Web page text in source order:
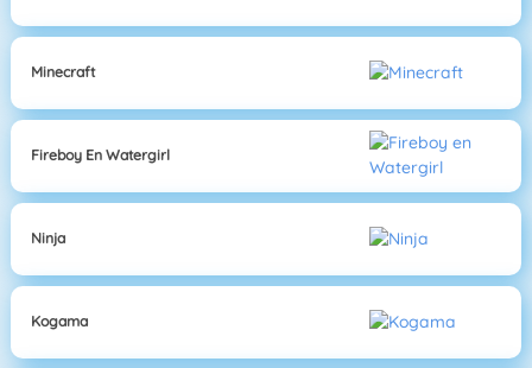
Minecraft
Fireboy En Watergirl
Ninja
Kogama